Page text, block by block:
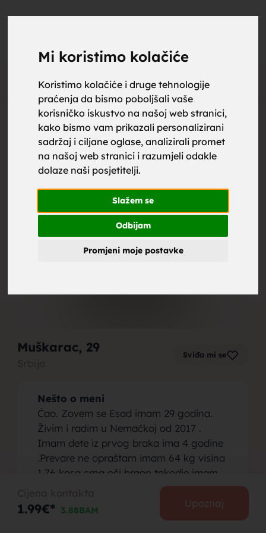
Mi koristimo kolačiće
Koristimo kolačiće i druge tehnologije
praćenja da bismo poboljšali vaše
korisničko iskustvo na našoj web stranici,
kako bismo vam prikazali personalizirani
sadržaj i ciljane oglase, analizirali promet
na našoj web stranici i razumjeli odakle
dolaze naši posjetitelji.
Slažem se
Odbijam
Promjeni moje postavke
Oglas
Muškarac, 29 Sviđa mi se
Nešto o meni
Ćao. Zovem se Esad imam 29 godina.
Živim i radim u Nemačkoj od 2017 .
Imam dete iz prvog braka ima 4 godine
.Prevare ne opraštam imam 64 kg visina
1,76 kosa crna oči braon takodje imam
dve tetovaže. Rođen sam u Novi Pazar.
Osoba koju tražim
Tražim ženu do 30 godina lepota je
1.99€* 3.88BAM
Upoznaj
upoznaj
za brak,
zene za
brak,
muskarci
za brak,